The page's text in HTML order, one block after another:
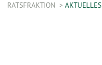
RATSFRAKTION AKTUELLES